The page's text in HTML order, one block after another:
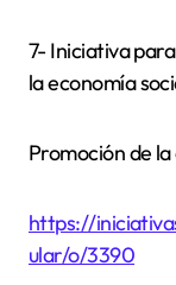
7- Iniciativa
la economía
Promoción de
https://
ular/o/3390